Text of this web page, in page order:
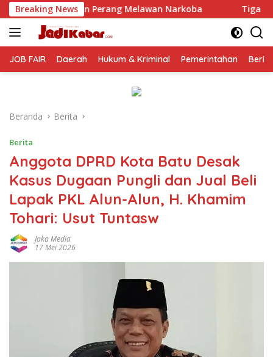
Langsung
ke
konten
Breaking News
Narkoba Tiga BUMD Air Minum Malang Raya
JOB FAIR Daerah Hukum & Kriminal Pemerintahan
Beranda Berita
Berita
Anggota DPRD Kota Batu Desak
Kasus Dugaan Pungli dan Jual Beli
Lapak PKL Alun-Alun, H. Khamim
Tohari: Usut Tuntasw
Jaka Media
17 Mei 2026